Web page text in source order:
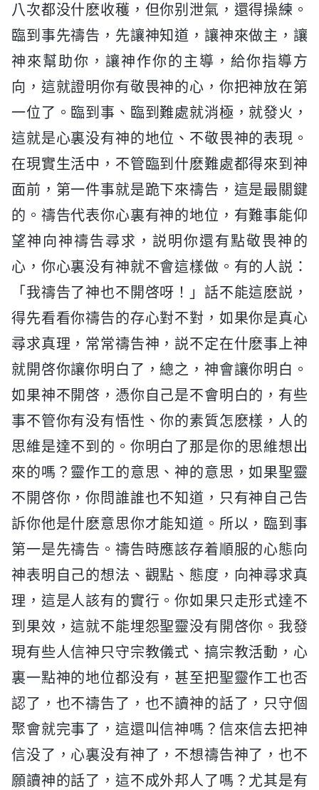
八次都没什麽收穫，但你别泄氣，還得操練。
臨到事先禱告，先讓神知道，讓神來做主，讓
神來幫助你，讓神作你的主導，給你指導方
向，這就證明你有敬畏神的心，你把神放在第
一位了。臨到事、臨到難處就消極，就發火，
這就是心裏没有神的地位、不敬畏神的表現。
在現實生活中，不管臨到什麽難處都得來到神
面前，第一件事就是跪下來禱告，這是最關鍵
的。禱告代表你心裏有神的地位，有難事能仰
望神向神禱告尋求，説明你還有點敬畏神的
心，你心裏没有神就不會這樣做。有的人説：
「我禱告了神也不開啓呀！」話不能這麽説，
得先看看你禱告的存心對不對，如果你是真心
尋求真理，常常禱告神，説不定在什麽事上神
就開啓你讓你明白了，總之，神會讓你明白。
如果神不開啓，憑你自己是不會明白的，有些
事不管你有没有悟性、你的素質怎麽樣，人的
思維是達不到的。你明白了那是你的思維想出
來的嗎？靈作工的意思、神的意思，如果聖靈
不開啓你，你問誰誰也不知道，只有神自己告
訴你他是什麽意思你才能知道。所以，臨到事
第一是先禱告。禱告時應該存着順服的心態向
神表明自己的想法、觀點、態度，向神尋求真
理，這是人該有的實行。你如果只走形式達不
到果效，這就不能埋怨聖靈没有開啓你。我發
現有些人信神只守宗教儀式、搞宗教活動，心
裏一點神的地位都没有，甚至把聖靈作工也否
認了，也不禱告了，也不讀神的話了，只守個
聚會就完事了，這還叫信神嗎？信來信去把神
信没了，心裏没有神了，不想禱告神了，也不
願讀神的話了，這不成外邦人了嗎？尤其是有